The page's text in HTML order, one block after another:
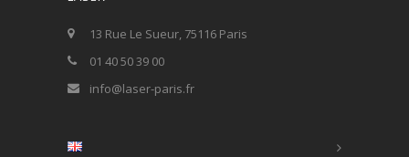
13 Rue Le Sueur, 75116 Paris
01 40 50 39 00
info@laser-paris.fr